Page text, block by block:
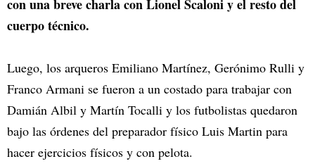
con una breve charla con Lionel Scaloni y el resto del
cuerpo técnico.
Luego, los arqueros Emiliano Martínez, Gerónimo Rulli y
Franco Armani se fueron a un costado para trabajar con
Damián Albil y Martín Tocalli y los futbolistas quedaron
bajo las órdenes del preparador físico Luis Martin para
hacer ejercicios físicos y con pelota.